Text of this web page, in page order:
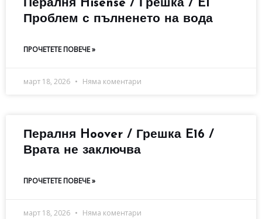
Пералня Hisense / Грешка / E1
Проблем с пълненето на вода
ПРОЧЕТЕТЕ ПОВЕЧЕ »
март 18, 2026 Няма коментари
Пералня Hoover / Грешка E16 /
Врата не заключва
ПРОЧЕТЕТЕ ПОВЕЧЕ »
март 18, 2026 Няма коментари